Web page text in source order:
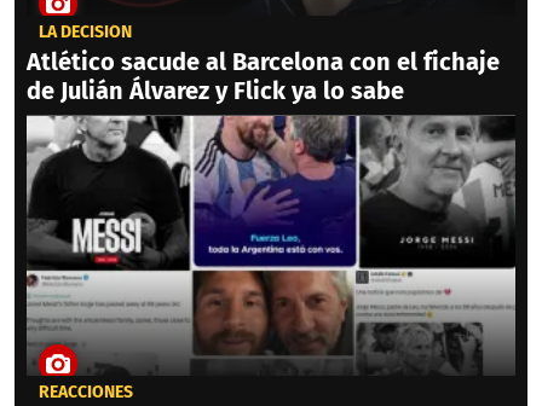
LA DECISIÓN
Atlético sacude al Barcelona con el fichaje
de Julián Álvarez y Flick ya lo sabe
REACCIONES